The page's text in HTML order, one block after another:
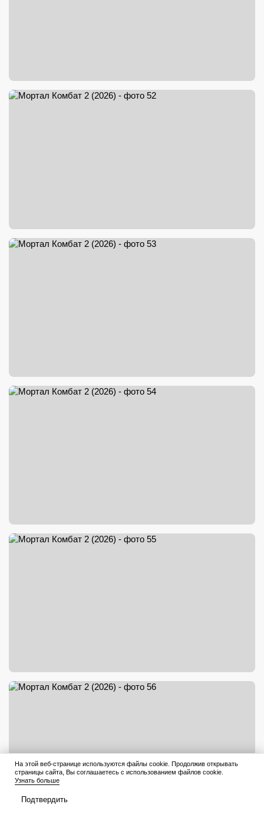
На этой веб-странице используются файлы cookie. Продолжив открывать
страницы сайта, Вы соглашаетесь с использованием файлов cookie.
Узнать больше
Подтвердить